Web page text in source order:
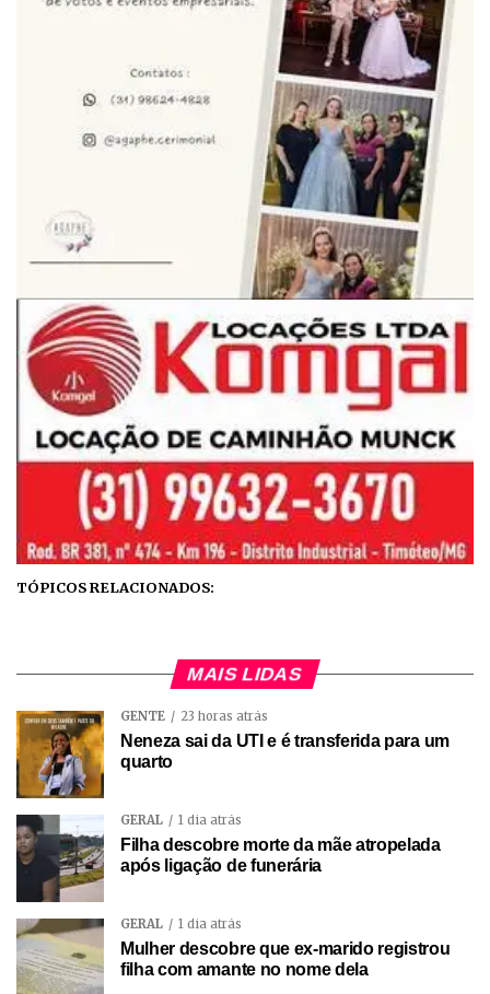
TÓPICOS RELACIONADOS:
MAIS LIDAS
GENTE 23 horas atrás
Neneza sai da UTI e é transferida para um
quarto
GERAL 1 dia atrás
Filha descobre morte da mãe atropelada
após ligação de funerária
GERAL 1 dia atrás
Mulher descobre que ex-marido registrou
filha com amante no nome dela